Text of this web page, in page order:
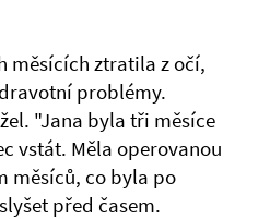
měsících ztratila z očí,
problémy.
"Jana byla tři měsíce
vstát. Měla operovanou
měsíců, co byla po
před časem.